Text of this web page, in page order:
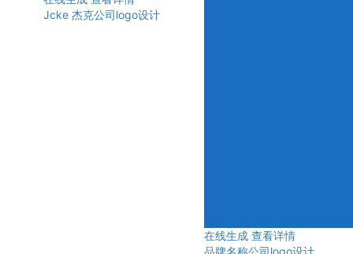
Jcke 杰克公司logo设计
在线生成 查看详情